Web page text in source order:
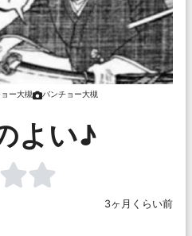
ー大槻 バンチョー大槻
よい♪
3ヶ月くらい前